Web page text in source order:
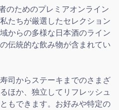
のためのプレミアオンライン
たちが厳選したセレクション
からの多様な日本酒のライン
伝統的な飲み物が含まれてい
司からステーキまでのさまざ
ほか、独立してリフレッシュ
もできます。お好みや特定の